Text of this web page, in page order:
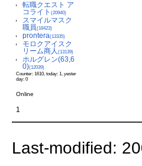
転職クエスト ア
コライト(20940)
スマイルマスク
職員(18423)
prontera(13335)
モロクアイスク
リーム商人(13139)
ホルグレン(63,6
0)(12039)
Counter: 1610, today: 1, yester
day: 0
Online
1
Last-modified: